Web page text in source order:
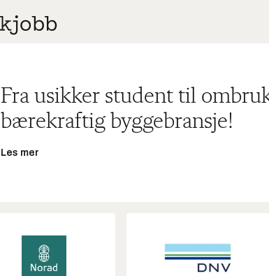
Fra usikker student til
bærekraftig byggebransje!
Les mer